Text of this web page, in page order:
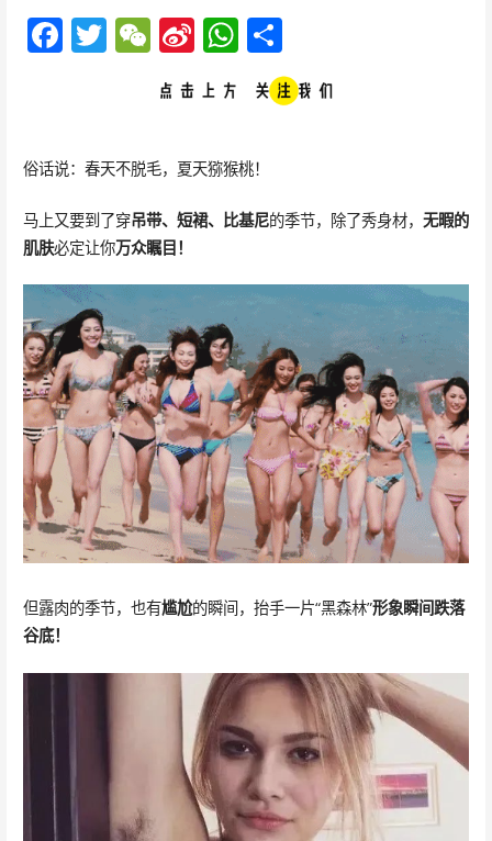
F
o
o
k
T W
e
C
at
Si
n
a
ei
b
W
h
at
A
p
分
享
俗话说：春天不脱毛，夏天猕猴桃！
马上又要到了穿吊带、短裙、比基尼的季节，除了秀身材， 无暇的
肌肤必定让你万众瞩目！
但露肉的季节，也有尴尬的瞬间，抬手一片“黑森林”形象瞬间跌落
谷底！